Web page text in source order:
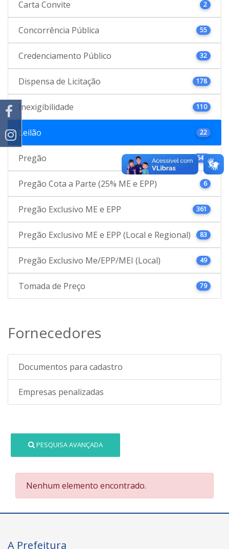
Carta Convite 2
Concorrência Pública 55
Credenciamento Público 32
Dispensa de Licitação 178
Inexigibilidade 110
Leilão 22
Pregão 646
Pregão Cota a Parte (25% ME e EPP) 6
Pregão Exclusivo ME e EPP 361
Pregão Exclusivo ME e EPP (Local e Regional) 83
Pregão Exclusivo Me/EPP/MEI (Local) 49
Tomada de Preço 79
Fornecedores
Documentos para cadastro
Empresas penalizadas
PESQUISA AVANÇADA
Nenhum elemento encontrado.
A Prefeitura